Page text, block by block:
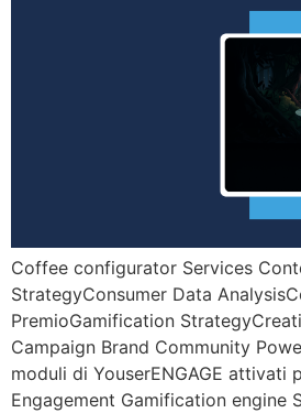
Coffee configurator Services
StrategyConsumer Data
PremioGamification
Campaign Brand Community
moduli di YouserENGAGE attivati
Engagement Gamification engine